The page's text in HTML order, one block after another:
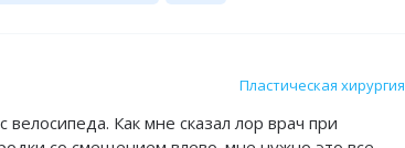
Пластическая хирургия
Как мне сказал лор врач при